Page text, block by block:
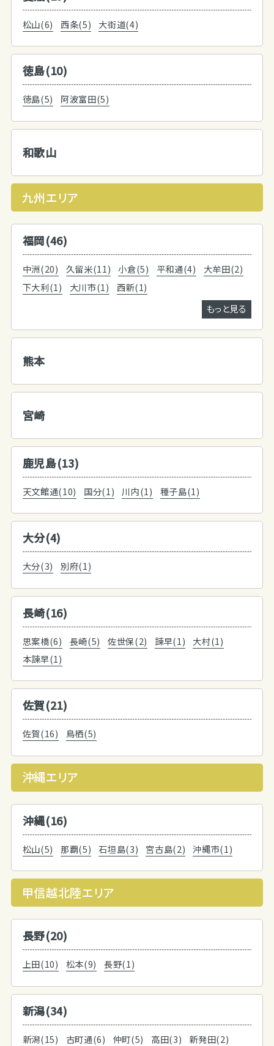
松山(6) 西条(5) 大街道(4)
徳島(10)
徳島(5) 阿波富田(5)
和歌山
九州エリア
福岡(46)
中洲(20) 久留米(11) 小倉(5) 平和通(4)
大牟田(2)
下大利(1)
大川市(1)
西新(1)
もっと見る
熊本
宮崎
鹿児島(13)
天文館通(10) 国分(1) 川内(1) 種子島(1)
大分(4)
大分(3) 別府(1)
長崎(16)
思案橋(6) 長崎(5) 佐世保(2) 諫早(1)
大村(1)
本諫早(1)
佐賀(21)
佐賀(16) 鳥栖(5)
沖縄エリア
沖縄(16)
松山(5) 那覇(5) 石垣島(3) 宮古島(2) 沖縄市(1)
甲信越北陸エリア
長野(20)
上田(10) 松本(9) 長野(1)
新潟(34)
新潟(15) 古町通(6) 仲町(5) 高田(3)
新発田(2)